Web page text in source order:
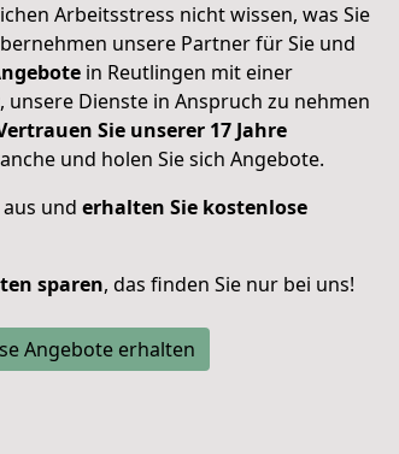
Arbeitsstress nicht wissen, was Sie
unsere Partner für Sie und
in Reutlingen mit einer
, unsere Dienste in Anspruch zu nehmen
Sie unserer 17 Jahre
und holen Sie sich Angebote.
und erhalten Sie kostenlose
sparen, das finden Sie nur bei uns!
Angebote erhalten